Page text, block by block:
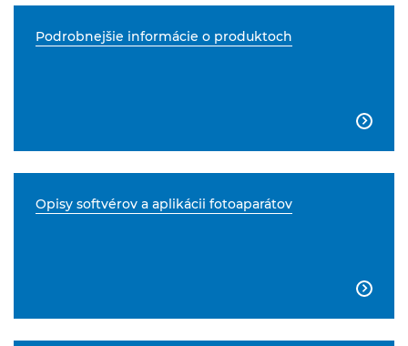
Podrobnejšie informácie o produktoch

Opisy softvérov a aplikácii fotoaparátov
